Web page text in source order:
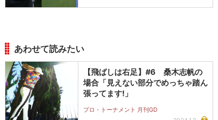
あわせて読みたい
【飛ばしは右足】#6 桑木志帆の
場合「見えない部分でめっちゃ踏ん
張ってます!」
プロ・トーナメント 月刊GD